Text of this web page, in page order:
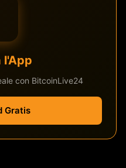
l'App
con BitcoinLive24
Gratis